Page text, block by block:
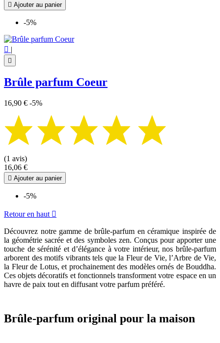
 Ajouter au panier
-5%
 |

Brûle parfum Coeur
16,90 € -5%
(1 avis)
16,06 €
 Ajouter au panier
-5%
Retour en haut 
Découvrez notre gamme de brûle-parfum en céramique inspirée de
la géométrie sacrée et des symboles zen. Conçus pour apporter une
touche de sérénité et d’élégance à votre intérieur, nos brûle-parfum
arborent des motifs vibrants tels que la Fleur de Vie, l’Arbre de Vie,
la Fleur de Lotus, et prochainement des modèles ornés de Bouddha.
Ces objets décoratifs et fonctionnels transforment votre espace en un
havre de paix tout en diffusant votre parfum préféré.
Brûle-parfum original pour la maison